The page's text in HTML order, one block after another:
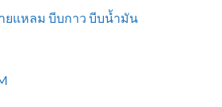
แหลม บีบกาว บีบน้ำมัน